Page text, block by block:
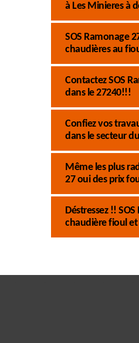
à Les Minieres à
SOS Ramonage
chaudières au
Contactez SOS
dans le 27240!!!
Confiez vos
dans le secteur
Même les plus
27 oui des prix
Déstressez !!
chaudière fioul